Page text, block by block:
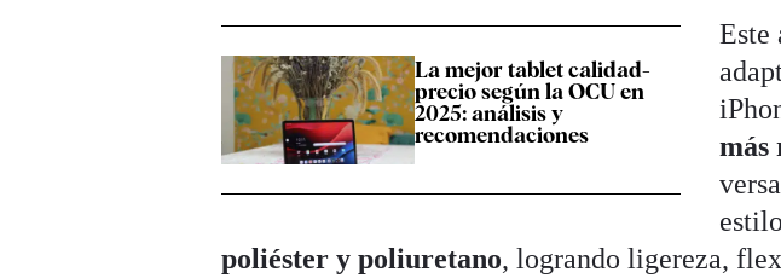
La mejor tablet calidad-
precio según la OCU en
2025: análisis y
recomendaciones
Este
más
poliéster y poliuretano, logrando ligereza,